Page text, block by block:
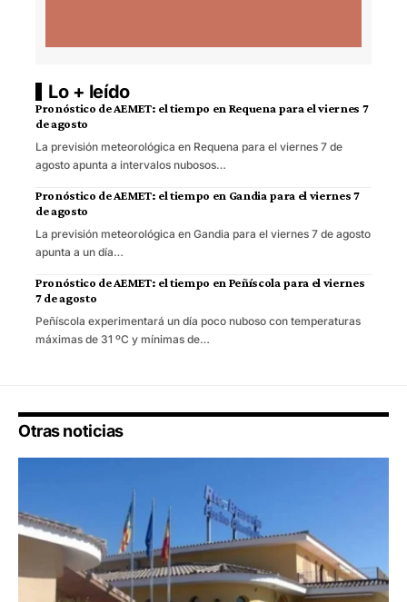
Lo + leído
Pronóstico de AEMET: el tiempo en Requena para el viernes 7
de agosto
La previsión meteorológica en Requena para el viernes 7 de
agosto apunta a intervalos nubosos…
Pronóstico de AEMET: el tiempo en Gandia para el viernes 7
de agosto
La previsión meteorológica en Gandia para el viernes 7 de agosto
apunta a un día…
Pronóstico de AEMET: el tiempo en Peñíscola para el viernes
7 de agosto
Peñíscola experimentará un día poco nuboso con temperaturas
máximas de 31 ºC y mínimas de…
Otras noticias